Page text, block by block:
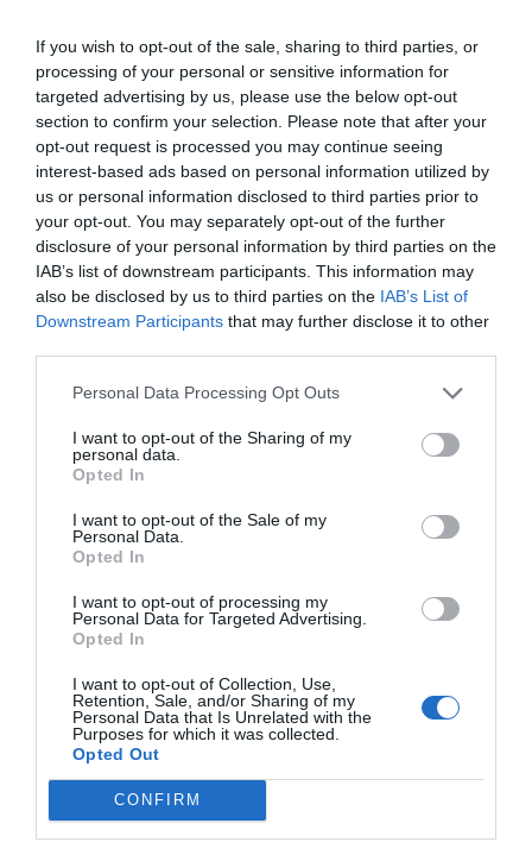
If you wish to opt-out of the sale, sharing to third parties, or
processing of your personal or sensitive information for
targeted advertising by us, please use the below opt-out
section to confirm your selection. Please note that after your
opt-out request is processed you may continue seeing
interest-based ads based on personal information utilized by
us or personal information disclosed to third parties prior to
your opt-out. You may separately opt-out of the further
disclosure of your personal information by third parties on the
IAB’s list of downstream participants. This information may
also be disclosed by us to third parties on the IAB’s List of
Downstream Participants that may further disclose it to other
Personal Data Processing Opt Outs
I want to opt-out of the Sharing of my
personal data.
Opted In
I want to opt-out of the Sale of my
Personal Data.
Opted In
I want to opt-out of processing my
Personal Data for Targeted Advertising.
Opted In
I want to opt-out of Collection, Use,
Retention, Sale, and/or Sharing of my
Personal Data that Is Unrelated with the
Purposes for which it was collected.
Opted Out
CONFIRM
En Los Álamos de Adamuz, a las 18:30, el Avejoe C.D.
afronta un partido vital en la pelea por el ascenso frente al
C.D. Murianense.Tras la dolorosa derrota de la pasada
jornada, el Avejoe ha visto cómo el Montoreño se escapaba a
cinco puntos y cómo La Descarga C.D. se ha colocado a solo
dos. Por ello, ganar es prácticamente obligatorio para seguir
dependiendo de sí mismo en la lucha por las plazas de
ascenso y, además, retrasar el posible alirón del líder. Los de
Adamuz saben que una victoria les permitiría incluso llegar a
la próxima jornada con opciones de certificar matemáticamente
el ascenso, por lo que el margen de error es mínimo.